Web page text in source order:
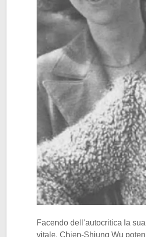
Facendo dell’autocritica la
vitale, Chien-Shiung Wu